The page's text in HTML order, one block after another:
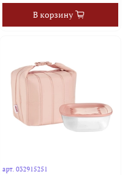
В корзину
арт. 032915251